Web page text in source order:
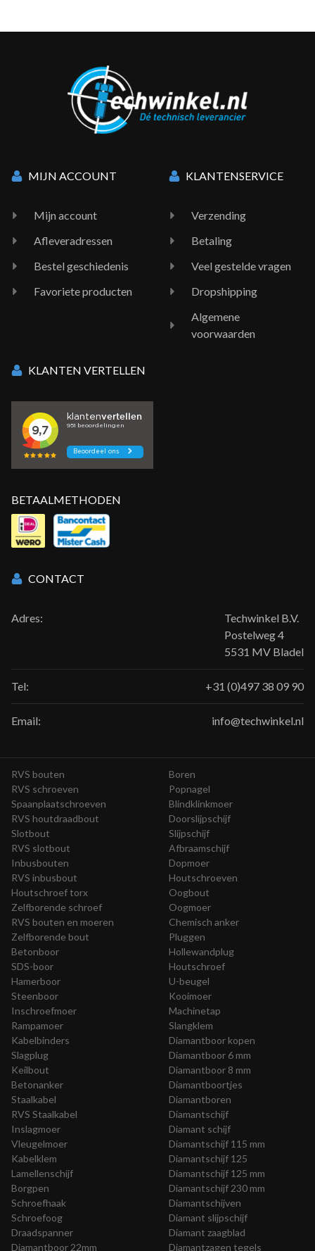
MIJN ACCOUNT
Mijn account
Afleveradressen
Bestel geschiedenis
Favoriete producten
KLANTENSERVICE
Verzending
Betaling
Veel gestelde vragen
Dropshipping
Algemene
voorwaarden
KLANTEN VERTELLEN
BETAALMETHODEN
CONTACT
Adres:
Techwinkel B.V.
Postelweg 4
5531 MV Bladel
Tel: +31 (0)497 38 09 90
Email: info@techwinkel.nl
RVS bouten
RVS schroeven
Spaanplaatschroeven
RVS houtdraadbout
Slotbout
RVS slotbout
Inbusbouten
RVS inbusbout
Houtschroef torx
Zelfborende schroef
RVS bouten en moeren
Zelfborende bout
Betonboor
SDS-boor
Hamerboor
Steenboor
Boren
Popnagel
Blindklinkmoer
Doorslijpschijf
Slijpschijf
Afbraamschijf
Dopmoer
Houtschroeven
Oogbout
Oogmoer
Chemisch anker
Pluggen
Hollewandplug
Houtschroef
U-beugel
Kooimoer
Inschroefmoer
Rampamoer
Kabelbinders
Slagplug
Keilbout
Betonanker
Staalkabel
RVS Staalkabel
Inslagmoer
Vleugelmoer
Kabelklem
Lamellenschijf
Borgpen
Schroefhaak
Schroefoog
Draadspanner
Machinetap
Slangklem
Diamantboor kopen
Diamantboor 6 mm
Diamantboor 8 mm
Diamantboortjes
Diamantboren
Diamantschijf
Diamant schijf
Diamantschijf 115 mm
Diamantschijf 125
Diamantschijf 125 mm
Diamantschijf 230 mm
Diamantschijven
Diamant slijpschijf
Diamant zaagblad
Diamantboor 22mm
Diamantzagen tegels